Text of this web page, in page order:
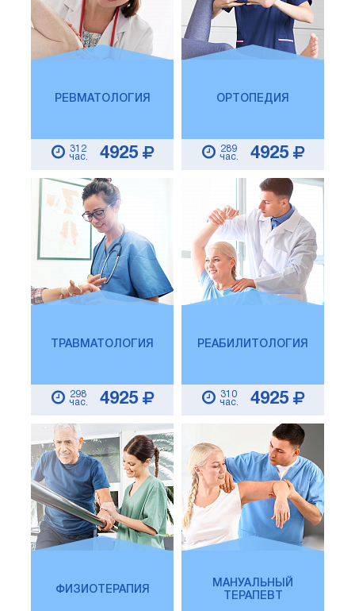
РЕВМАТОЛОГИЯ
312
час.
4925
ОРТОПЕДИЯ
289
час.
4925
ТРАВМАТОЛОГИЯ
298
час.
4925
РЕАБИЛИТОЛОГИЯ
310
час.
4925
ФИЗИОТЕРАПИЯ
МАНУАЛЬНЫЙ
ТЕРАПЕВТ